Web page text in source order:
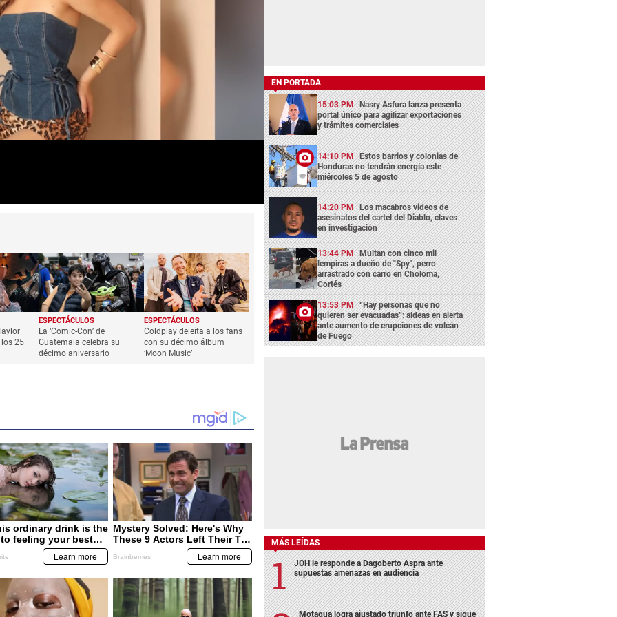
los 25
ESPECTÁCULOS
La ‘Comic-Con’ de
Guatemala celebra su
décimo aniversario
ESPECTÁCULOS
Coldplay deleita a los fans
con su décimo álbum
‘Moon Music’
EN PORTADA
15:03 PM Nasry Asfura lanza presenta
portal único para agilizar exportaciones
y trámites comerciales
14:10 PM Estos barrios y colonias de
Honduras no tendrán energía este
miércoles 5 de agosto
14:20 PM Los macabros videos de
asesinatos del cartel del Diablo, claves
en investigación
13:44 PM Multan con cinco mil
lempiras a dueño de "Spy", perro
arrastrado con carro en Choloma,
Cortés
13:53 PM “Hay personas que no
quieren ser evacuadas”: aldeas en alerta
ante aumento de erupciones de volcán
de Fuego
MÁS LEÍDAS
JOH le responde a Dagoberto Aspra ante
supuestas amenazas en audiencia
Motagua logra ajustado triunfo ante FAS y sigue